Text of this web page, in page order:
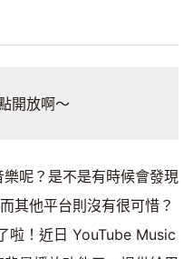
開放啊～
呢？是不是有時候會發現
其他平台則沒有很可惜？
啦！近日 YouTube Music